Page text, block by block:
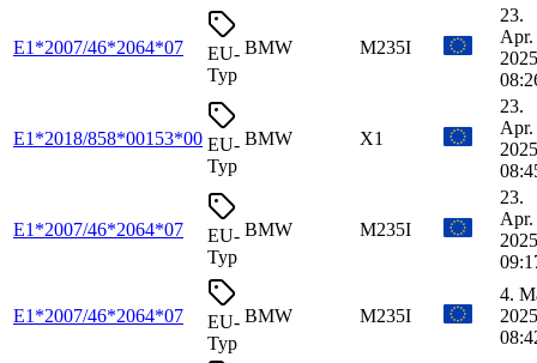
E1*2007/46*2064*07
EU-
Typ
BMW M235I
23.
Apr.
E1*2018/858*00153*00 EU-
Typ
BMW X1
23.
Apr.
E1*2007/46*2064*07
EU-
Typ
BMW M235I
23.
Apr.
E1*2007/46*2064*07
EU-
Typ
BMW M235I
4.